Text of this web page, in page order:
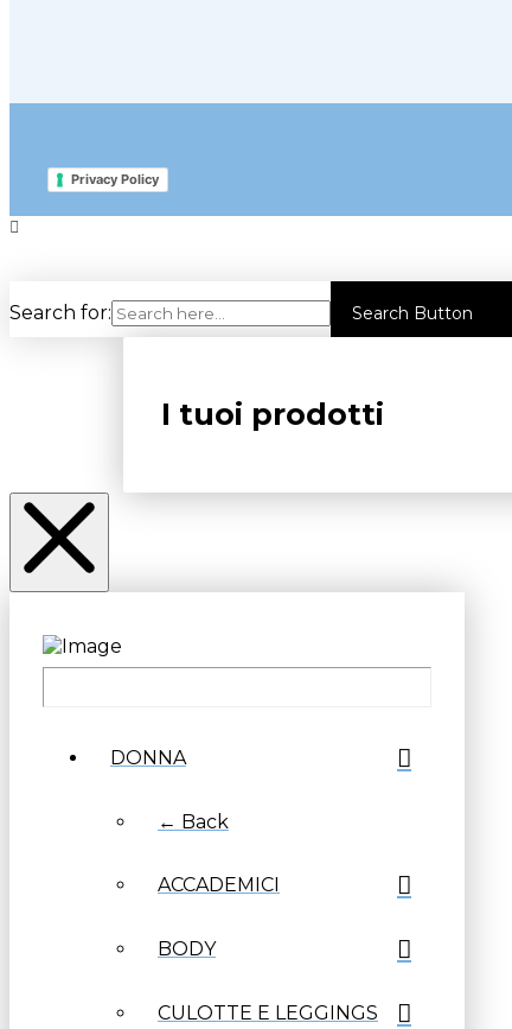
Privacy Policy
Search for: Search Button
I tuoi prodotti
DONNA
← Back
ACCADEMICI
BODY
CULOTTE E LEGGINGS